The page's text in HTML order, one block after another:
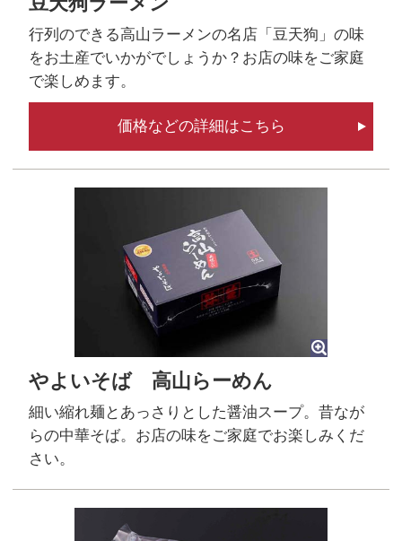
行列のできる高山ラーメンの名店「豆天狗」の味
をお土産でいかがでしょうか？お店の味をご家庭
で楽しめます。
価格などの詳細はこちら
やよいそば 高山らーめん
細い縮れ麺とあっさりとした醤油スープ。昔なが
らの中華そば。お店の味をご家庭でお楽しみくだ
さい。